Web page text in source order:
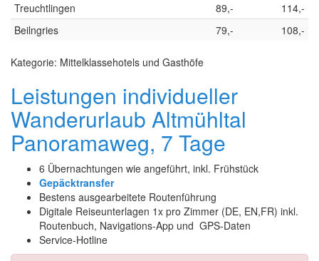
Treuchtlingen
89,-
114,-
Beilngries
79,- 108,-
Kategorie: Mittelklassehotels und Gasthöfe
Leistungen individueller
Wanderurlaub Altmühltal
Panoramaweg, 7 Tage
6 Übernachtungen wie angeführt, inkl. Frühstück
Gepäcktransfer
Bestens ausgearbeitete Routenführung
Digitale Reiseunterlagen 1x pro Zimmer (DE, EN,FR) inkl.
Routenbuch, Navigations-App und GPS-Daten
Service-Hotline